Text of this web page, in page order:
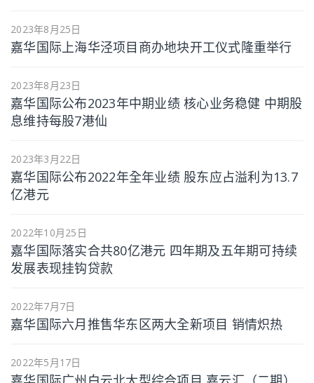
2023年8月25日
嘉华国际上海华泾项目商办地块开工仪式隆重举行
2023年8月23日
嘉华国际公布2023年中期业绩 核心业务稳健 中期股
息维持每股7港仙
2023年3月22日
嘉华国际公布2022年全年业绩 股东应占溢利为13.7
亿港元
2022年10月25日
嘉华国际落实合共80亿港元 四年期及五年期可持续
发展表现挂钩贷款
2022年7月7日
嘉华国际六月推售华东区两大全新项目 销情炽热
2022年5月17日